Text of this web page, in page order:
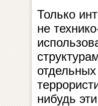
Только
не
нибудь